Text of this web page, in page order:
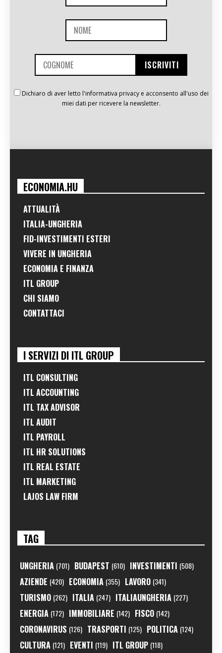
Dichiaro di aver letto l'informativa privacy e acconsento all'uso dei
miei dati per ricevere la newsletter.
ECONOMIA.HU
ATTUALITÀ
ITALIA-UNGHERIA
FID-INVESTIMENTI ESTERI
VIVERE IN UNGHERIA
ECONOMIA E FINANZA
ITL GROUP
CHI SIAMO
CONTATTACI
I SERVIZI DI ITL GROUP
ITL CONSULTING
ITL ACCOUNTING
ITL TAX ADVISOR
ITL AUDIT
ITL PAYROLL
ITL HR SOLUTIONS
ITL REAL ESTATE
ITL MARKETING
LAJOS LAW FIRM
TAG
UNGHERIA (701) BUDAPEST (610) INVESTIMENTI (508)
AZIENDE (420) ECONOMIA (355) LAVORO (341)
TURISMO (262) ITALIA (247) ITALIAUNGHERIA (227)
ENERGIA (172) IMMOBILIARE (142) FISCO (142)
CORONAVIRUS (126) TRASPORTI (125) POLITICA (124)
CULTURA (121) EVENTI (119) ITL GROUP (118)